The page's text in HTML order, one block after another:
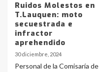
Ruidos Molestos en
T.Lauquen: moto
secuestrada e
infractor
aprehendido
30 diciembre, 2024
Personal de la Comisaría de